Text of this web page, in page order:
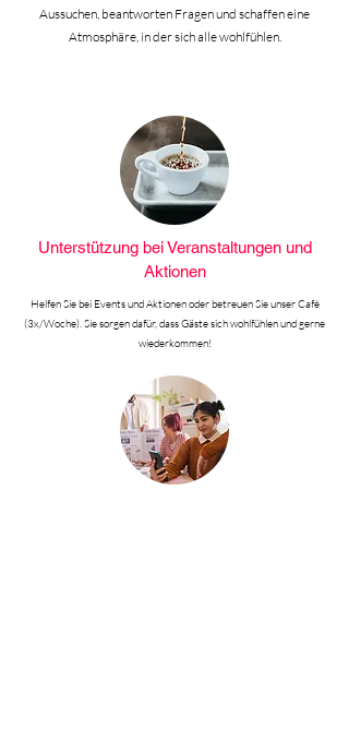
Aussuchen, beantworten Fragen und schaffen eine
Atmosphäre, in der sich alle wohlfühlen.
Unterstützung bei Veranstaltungen und
Aktionen
Helfen Sie bei Events und Aktionen oder betreuen Sie unser Café
(3x/Woche). Sie sorgen dafür, dass Gäste sich wohlfühlen und gerne
wiederkommen!